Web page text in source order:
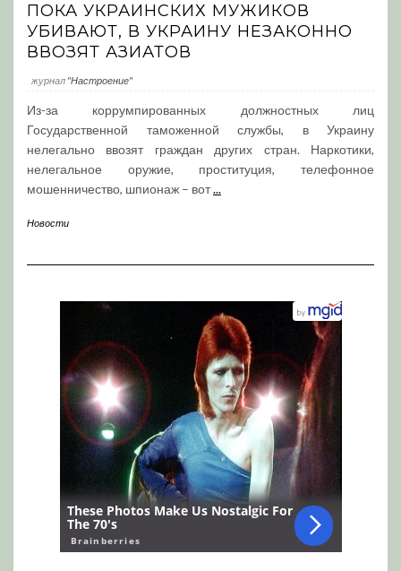
ПОКА УКРАИНСКИХ МУЖИКОВ
УБИВАЮТ, В УКРАИНУ НЕЗАКОННО
ВВОЗЯТ АЗИАТОВ
журнал "Настроение"
Из-за коррумпированных должностных лиц
Государственной таможенной службы, в Украину
нелегально ввозят граждан других стран. Наркотики,
нелегальное оружие, проституция, телефонное
мошенничество, шпионаж – вот...
Новости